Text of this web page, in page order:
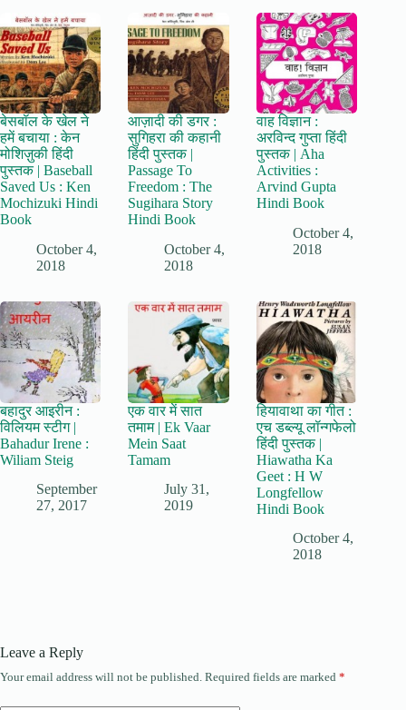
बेसबॉल के खेल ने
हमें बचाया : केन
मोशिज़ुकी हिंदी
पुस्तक | Baseball
Saved Us : Ken
Mochizuki Hindi
Book
October 4,
2018
आज़ादी की डगर :
सुगिहरा की कहानी
हिंदी पुस्तक |
Passage To
Freedom : The
Sugihara Story
Hindi Book
October 4,
2018
वाह विज्ञान :
अरविन्द गुप्ता हिंदी
पुस्तक | Aha
Activities :
Arvind Gupta
Hindi Book
October 4,
2018
बहादुर आइरीन :
विलियम स्टीग |
Bahadur Irene :
Wiliam Steig
September
27, 2017
एक वार में सात
तमाम | Ek Vaar
Mein Saat
Tamam
July 31,
2019
हियावाथा का गीत :
एच डब्ल्यू लॉन्गफेलो
हिंदी पुस्तक |
Hiawatha Ka
Geet : H W
Longfellow
Hindi Book
October 4,
2018
Leave a Reply
Your email address will not be published. Required fields are marked *